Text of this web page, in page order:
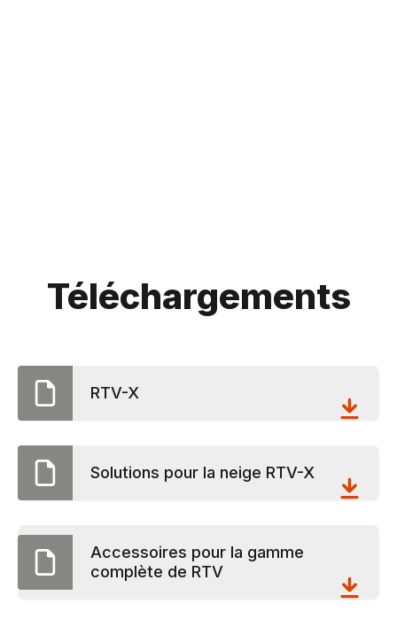
Téléchargements
RTV-X
Solutions pour la neige RTV-X
Accessoires pour la gamme
complète de RTV